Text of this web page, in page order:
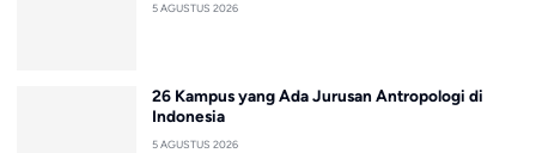
5 AGUSTUS 2026
26 Kampus yang Ada Jurusan Antropologi di
Indonesia
5 AGUSTUS 2026